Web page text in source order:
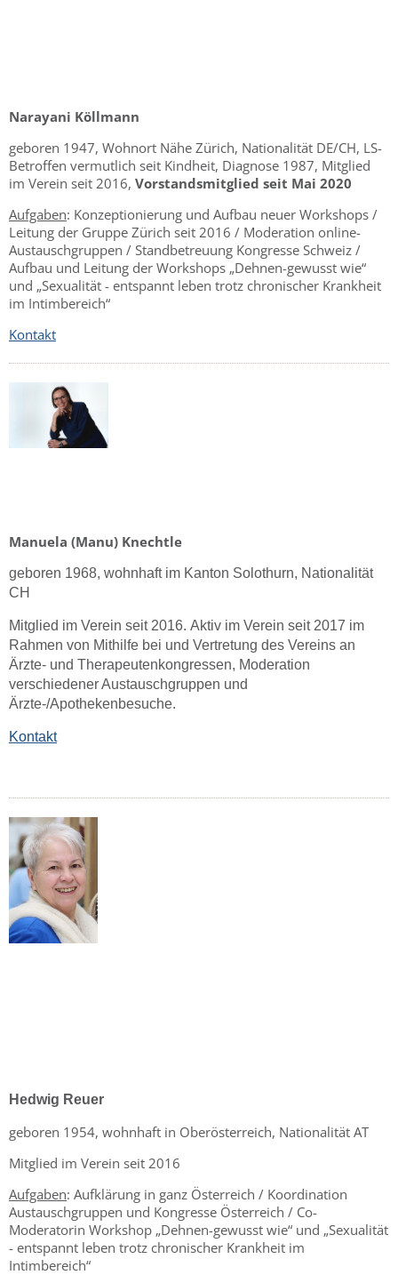
Narayani Köllmann
geboren 1947, Wohnort Nähe Zürich, Nationalität DE/CH, LS-
Betroffen vermutlich seit Kindheit, Diagnose 1987, Mitglied
im Verein seit 2016, Vorstandsmitglied seit Mai 2020
Aufgaben: Konzeptionierung und Aufbau neuer Workshops /
Leitung der Gruppe Zürich seit 2016 / Moderation online-
Austauschgruppen / Standbetreuung Kongresse Schweiz /
Aufbau und Leitung der Workshops „Dehnen-gewusst wie“
und „Sexualität - entspannt leben trotz chronischer Krankheit
im Intimbereich“
Kontakt
Manuela (Manu) Knechtle
geboren 1968, wohnhaft im Kanton Solothurn, Nationalität
CH
Mitglied im Verein seit 2016. Aktiv im Verein seit 2017 im
Rahmen von Mithilfe bei und Vertretung des Vereins an
Ärzte- und Therapeutenkongressen, Moderation
verschiedener Austauschgruppen und
Ärzte-/Apothekenbesuche.
Kontakt
Hedwig Reuer
geboren 1954, wohnhaft in Oberösterreich, Nationalität AT
Mitglied im Verein seit 2016
Aufgaben: Aufklärung in ganz Österreich / Koordination
Austauschgruppen und Kongresse Österreich / Co-
Moderatorin Workshop „Dehnen-gewusst wie“ und „Sexualität
- entspannt leben trotz chronischer Krankheit im
Intimbereich“